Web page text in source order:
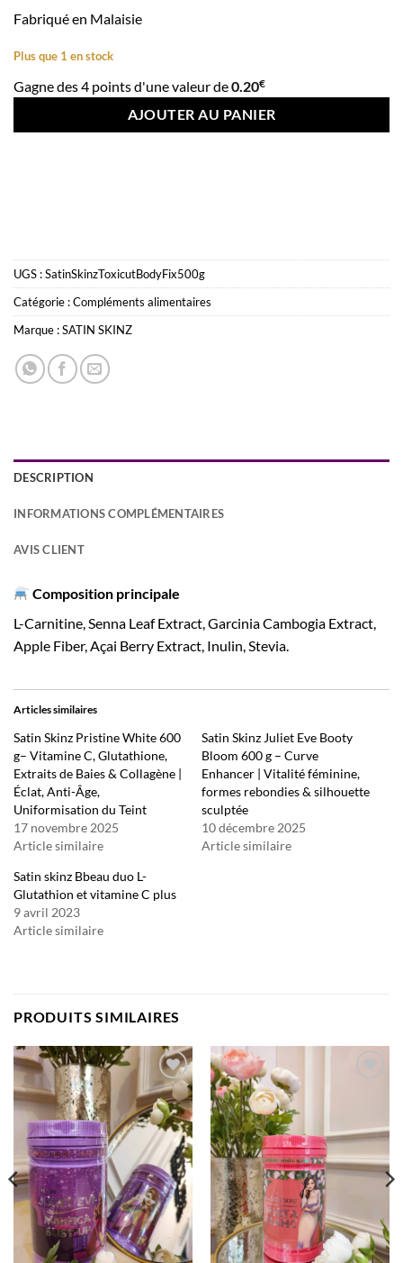
Fabriqué en Malaisie
Plus que 1 en stock
Gagne des 4 points d'une valeur de0.20€
AJOUTER AU PANIER
UGS :SatinSkinzToxicutBodyFix500g
Catégorie :Compléments alimentaires
Marque :SATIN SKINZ
DESCRIPTION
INFORMATIONS COMPLÉMENTAIRES
AVIS CLIENT
Composition principale
L-Carnitine, Senna Leaf Extract, Garcinia Cambogia Extract,
Apple Fiber, Açai Berry Extract, Inulin, Stevia.
Articles similaires
Satin Skinz Pristine White 600
g– Vitamine C, Glutathione,
Extraits de Baies & Collagène |
Éclat, Anti-Âge,
Uniformisation du Teint
17 novembre 2025
Article similaire
Satin Skinz Juliet Eve Booty
Bloom 600 g – Curve
Enhancer | Vitalité féminine,
formes rebondies & silhouette
sculptée
10 décembre 2025
Article similaire
Satin skinz Bbeau duo L-
Glutathion et vitamine C plus
9 avril 2023
Article similaire
PRODUITS SIMILAIRES
Ajouter
à la liste
d’envies